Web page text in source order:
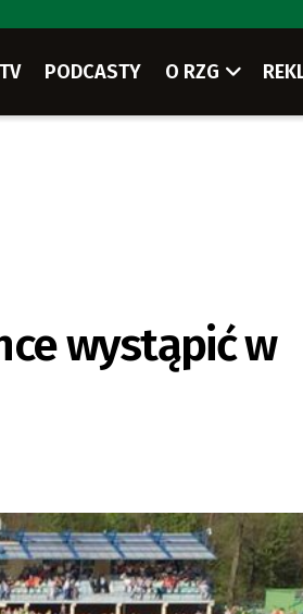
PODCASTY O RZG
wystąpić w